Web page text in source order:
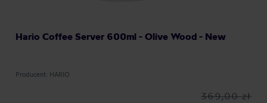
Hario Coffee Server 600ml - Olive Wood - New
Producent: HARIO
369,00 zł